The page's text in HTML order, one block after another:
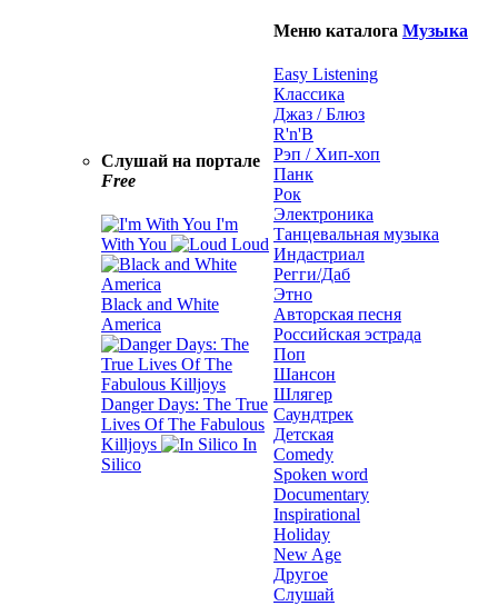
Слушай на портале
Free
I'm
With You
Loud
Black and White
America
Danger Days: The True
Lives Of The Fabulous
Killjoys
In
Silico
Меню каталога Музыка
Easy Listening
Классика
Джаз / Блюз
R'n'B
Рэп / Хип-хоп
Панк
Рок
Электроника
Танцевальная музыка
Индастриал
Регги/Даб
Этно
Авторская песня
Российская эстрада
Поп
Шансон
Шлягер
Саундтрек
Детская
Comedy
Spoken word
Documentary
Inspirational
Holiday
New Age
Другое
Слушай